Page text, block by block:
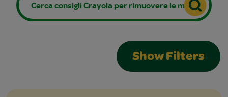
Show Filters